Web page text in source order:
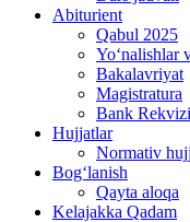
Abiturient
Qabul 2025
Yo‘nalishlar
Bakalavriyat
Magistratura
Bank
Hujjatlar
Normativ
Bog‘lanish
Qayta aloqa
Kelajakka Qadam